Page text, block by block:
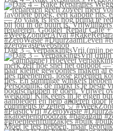
Dag 3 – VerpakkingsVrij (mijn
Moet je iets hebben, maar